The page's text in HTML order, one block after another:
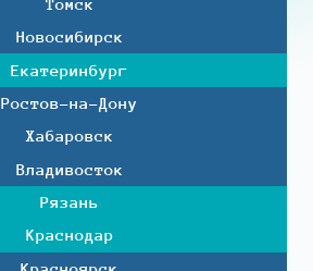
Новосибирск
Екатеринбург
Ростов-на-Дону
Хабаровск
Владивосток
Рязань
Краснодар